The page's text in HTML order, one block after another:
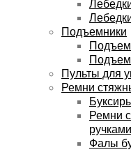
Подъемники
Пульты для
Ремни
Ремни
ручками
Фалы